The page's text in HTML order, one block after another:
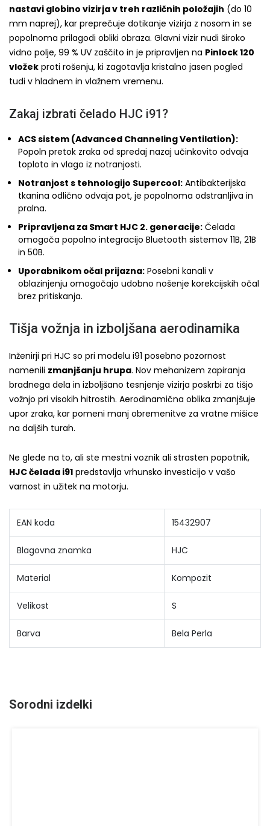
nastavi globino vizirja v treh različnih položajih (do 10
mm naprej), kar preprečuje dotikanje vizirja z nosom in se
popolnoma prilagodi obliki obraza. Glavni vizir nudi široko
vidno polje, 99 % UV zaščito in je pripravljen na Pinlock 120
vložek proti rošenju, ki zagotavlja kristalno jasen pogled
tudi v hladnem in vlažnem vremenu.
Zakaj izbrati čelado HJC i91?
ACS sistem (Advanced Channeling Ventilation):
Popoln pretok zraka od spredaj nazaj učinkovito odvaja
toploto in vlago iz notranjosti.
Notranjost s tehnologijo Supercool: Antibakterijska
tkanina odlično odvaja pot, je popolnoma odstranljiva in
pralna.
Pripravljena za Smart HJC 2. generacije: Čelada
omogoča popolno integracijo Bluetooth sistemov 11B, 21B
in 50B.
Uporabnikom očal prijazna: Posebni kanali v
oblazinjenju omogočajo udobno nošenje korekcijskih očal
brez pritiskanja.
Tišja vožnja in izboljšana aerodinamika
Inženirji pri HJC so pri modelu i91 posebno pozornost
namenili zmanjšanju hrupa. Nov mehanizem zapiranja
bradnega dela in izboljšano tesnjenje vizirja poskrbi za tišjo
vožnjo pri visokih hitrostih. Aerodinamična oblika zmanjšuje
upor zraka, kar pomeni manj obremenitve za vratne mišice
na daljših turah.
Ne glede na to, ali ste mestni voznik ali strasten popotnik,
HJC čelada i91 predstavlja vrhunsko investicijo v vašo
varnost in užitek na motorju.
EAN koda 15432907
Blagovna znamka HJC
Material Kompozit
Velikost S
Barva Bela Perla
Sorodni izdelki